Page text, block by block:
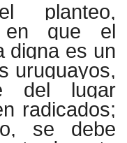
planteo,
en que el
digna es un
uruguayos,
del lugar
radicados;
se debe